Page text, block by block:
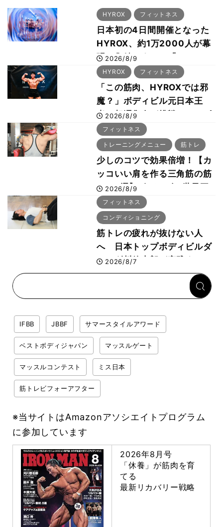
HYROX フィットネス
日本初の4日間開催となった
HYROX、約1万2000人が幕
張に集結 すでに「2028、
29年の大会も準備」
2026/8/9
HYROX フィットネス
「この筋肉、HYROXでは邪
魔？」ボディビル元日本王
者・相澤隼人が挑戦 バーピ
ーでは驚異の種目2位
2026/8/9
フィットネス
トレーニングメニュー 筋トレ
少しのコツで効果倍増！【カ
ッコいい肩を作る三角筋の筋
トレ6選】ボディビル世界王
者が解説！
2026/8/9
フィットネス
コンディショニング
筋トレの疲れが抜けない人
へ 日本トップボディビルダ
ー・刈川啓志郎が実践する
「回復習慣」
2026/8/7
IFBB JBBF サマースタイルアワード
ベストボディジャパン マッスルゲート
マッスルコンテスト ミス日本
筋トレビフォーアフター
※当サイトはAmazonアソシエイトプログラム
に参加しています
2026年8月号
「休養」が筋肉を育
てる
最新リカバリー戦略